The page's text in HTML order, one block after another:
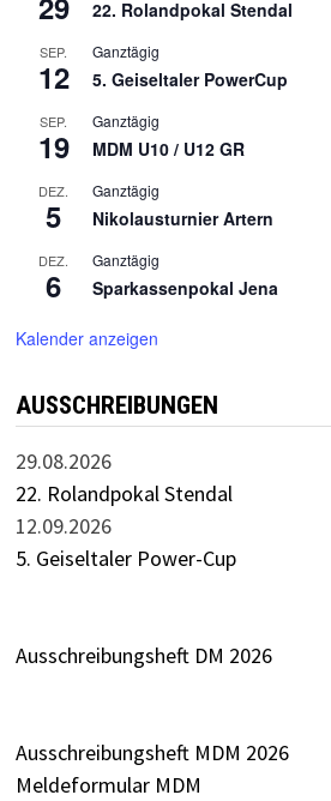
22. Rolandpokal Stendal
SEP.
12
Ganztägig
5. Geiseltaler PowerCup
SEP.
19
Ganztägig
MDM U10 / U12 GR
DEZ.
5
Ganztägig
Nikolausturnier Artern
DEZ.
6
Ganztägig
Sparkassenpokal Jena
Kalender anzeigen
AUSSCHREIBUNGEN
29.08.2026
22. Rolandpokal Stendal
12.09.2026
5. Geiseltaler Power-Cup
Ausschreibungsheft DM 2026
Ausschreibungsheft MDM 2026
Meldeformular MDM